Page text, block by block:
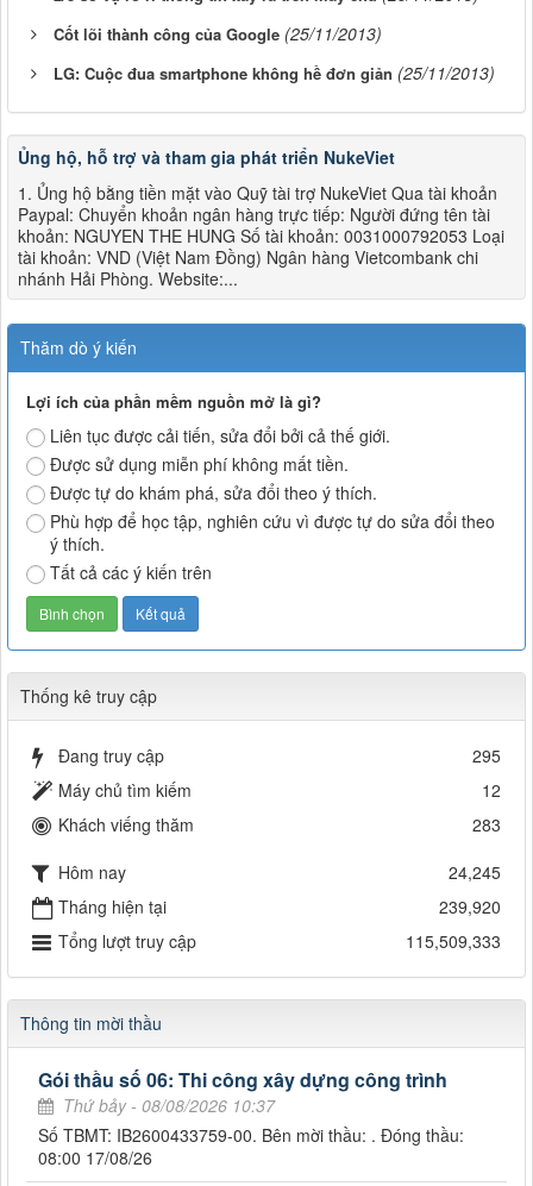
Cốt lõi thành công của Google (25/11/2013)
LG: Cuộc đua smartphone không hề đơn giản (25/11/2013)
Ủng hộ, hỗ trợ và tham gia phát triển NukeViet
1. Ủng hộ bằng tiền mặt vào Quỹ tài trợ NukeViet Qua tài khoản
Paypal: Chuyển khoản ngân hàng trực tiếp: Người đứng tên tài
khoản: NGUYEN THE HUNG Số tài khoản: 0031000792053 Loại
tài khoản: VND (Việt Nam Đồng) Ngân hàng Vietcombank chi
nhánh Hải Phòng. Website:...
Thăm dò ý kiến
Lợi ích của phần mềm nguồn mở là gì?
Liên tục được cải tiến, sửa đổi bởi cả thế giới.
Được sử dụng miễn phí không mất tiền.
Được tự do khám phá, sửa đổi theo ý thích.
Phù hợp để học tập, nghiên cứu vì được tự do sửa đổi theo
ý thích.
Tất cả các ý kiến trên
Thống kê truy cập
Đang truy cập
295
Máy chủ tìm kiếm
12
Khách viếng thăm
283
Hôm nay
24,245
Tháng hiện tại
239,920
Tổng lượt truy cập
115,509,333
Thông tin mời thầu
Gói thầu số 06: Thi công xây dựng công trình
Thứ bảy - 08/08/2026 10:37
Số TBMT: IB2600433759-00. Bên mời thầu: . Đóng thầu:
08:00 17/08/26